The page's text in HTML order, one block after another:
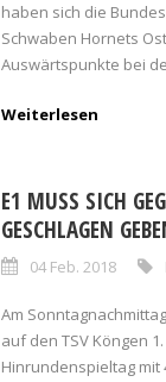
haben sich die
Schwaben Hornets
Auswärtspunkte bei
Weiterlesen
E1 MUSS SICH
GESCHLAGEN
04 Feb. 2018
Am
auf den TSV Köngen
Hinrundenspieltag mit